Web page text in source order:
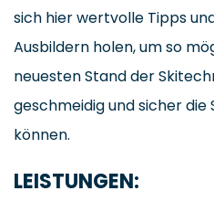
sich hier wertvolle Tipps
Ausbildern holen, um so
neuesten Stand der
geschmeidig und sicher die
können.
LEISTUNGEN: